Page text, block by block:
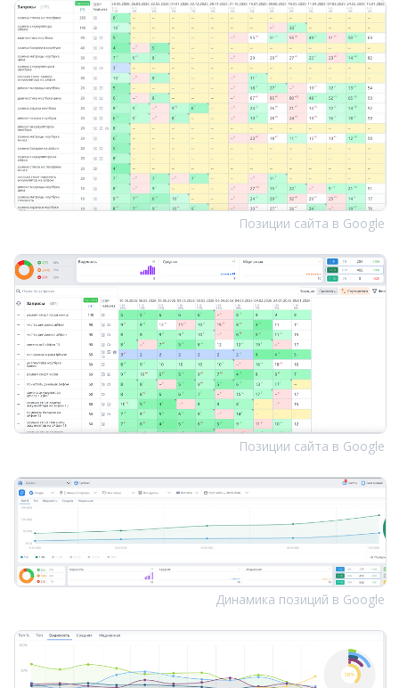
Позиции сайта в Google
Позиции сайта в Google
Динамика позиций в Google